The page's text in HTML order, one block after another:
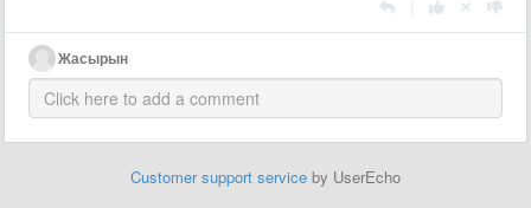
Жасырын
Customer support service by UserEcho